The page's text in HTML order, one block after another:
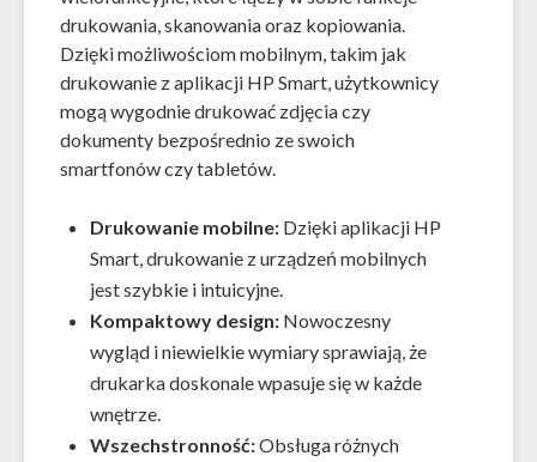
drukowania, skanowania oraz kopiowania.
Dzięki możliwościom mobilnym, takim jak
drukowanie z aplikacji HP Smart, użytkownicy
mogą wygodnie drukować zdjęcia czy
dokumenty bezpośrednio ze swoich
smartfonów czy tabletów.
Drukowanie mobilne: Dzięki aplikacji HP
Smart, drukowanie z urządzeń mobilnych
jest szybkie i intuicyjne.
Kompaktowy design: Nowoczesny
wygląd i niewielkie wymiary sprawiają, że
drukarka doskonale wpasuje się w każde
wnętrze.
Wszechstronność:Obsługa różnych